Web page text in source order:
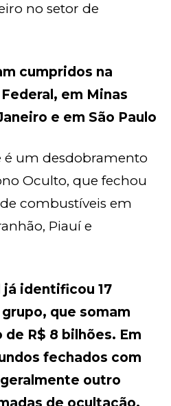
no setor de
cumpridos na
em Minas
e em São Paulo
é um desdobramento
Oculto, que fechou
combustíveis em
Piauí e
identificou 17
que somam
R$ 8 bilhões. Em
fechados com
outro
de ocultação.